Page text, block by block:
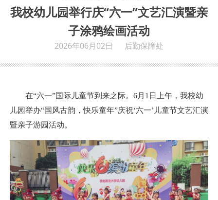
我校幼儿园举行庆“六一”文艺汇演暨亲
子涂鸦绘画活动
2026年06月02日 后勤保障处
在“六一”国际儿童节到来之际。6月1日上午，我校幼
儿园举办“国风古韵，快乐童年”庆祝‘六一’儿童节文艺汇演
暨亲子游园活动。